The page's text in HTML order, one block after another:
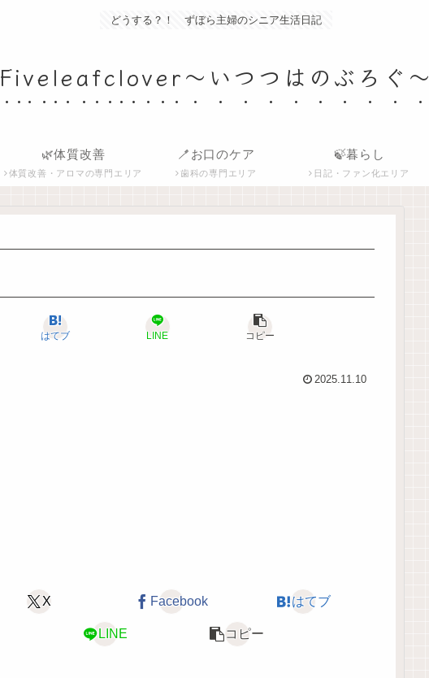
どうする？！ ずぼら主婦のシニア生活日記
Fiveleafclover〜いつつはのぶろぐ〜
🌿体質改善
体質改善・アロマの専門エリア
🪥お口のケア
歯科の専門エリア
🍃暮らし
日記・ファン化エリア
はてブ LINE コピー
2025.11.10
X Facebook はてブ
LINE コピー